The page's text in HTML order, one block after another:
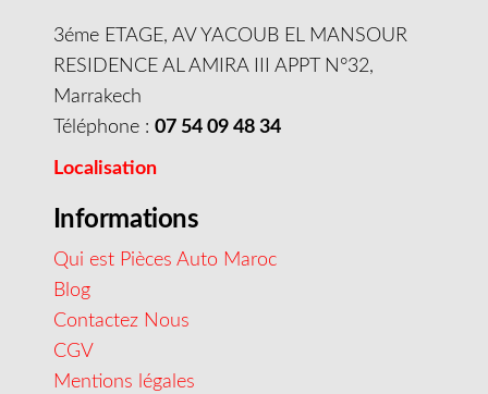
3éme ETAGE, AV YACOUB EL MANSOUR
RESIDENCE AL AMIRA III APPT N°32,
Marrakech
Téléphone : 07 54 09 48 34
Localisation
Informations
Qui est Pièces Auto Maroc
Blog
Contactez Nous
CGV
Mentions légales